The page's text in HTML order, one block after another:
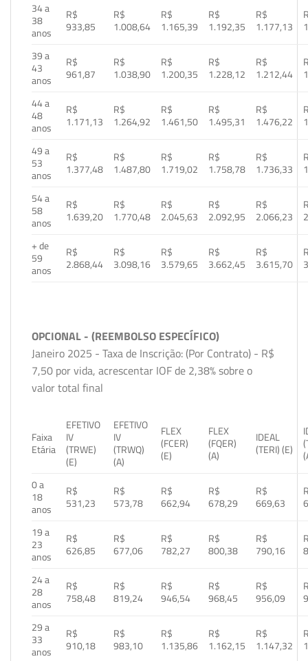
34 a
38
anos
R$
933,85
R$
1.008,64
R$
1.165,39
R$
1.192,35
R$
1.177,13
39 a
43
anos
R$
961,87
R$
1.038,90
R$
1.200,35
R$
1.228,12
R$
1.212,44
44 a
48
anos
R$
1.171,13
R$
1.264,92
R$
1.461,50
R$
1.495,31
R$
1.476,22
49 a
53
anos
R$
1.377,48
R$
1.487,80
R$
1.719,02
R$
1.758,78
R$
1.736,33
54 a
58
anos
R$
1.639,20
R$
1.770,48
R$
2.045,63
R$
2.092,95
R$
2.066,23
+ de
59
anos
R$
2.868,44
R$
3.098,16
R$
3.579,65
R$
3.662,45
R$
3.615,70
OPCIONAL - (REEMBOLSO ESPECÍFICO)
Janeiro 2025 - Taxa de Inscrição: (Por Contrato) - R$
7,50 por vida, acrescentar IOF de 2,38% sobre o
valor total final
Faixa
Etária
EFETIVO
IV
(TRWE)
(E)
EFETIVO
IV
(TRWQ)
(A)
FLEX
(FCER)
(E)
FLEX
(FQER)
(A)
IDEAL
(TERI) (E)
0 a
18
anos
R$
531,23
R$
573,78
R$
662,94
R$
678,29
R$
669,63
19 a
23
anos
R$
626,85
R$
677,06
R$
782,27
R$
800,38
R$
790,16
24 a
28
anos
R$
758,48
R$
819,24
R$
946,54
R$
968,45
R$
956,09
29 a
33
anos
R$
910,18
R$
983,10
R$
1.135,86
R$
1.162,15
R$
1.147,32